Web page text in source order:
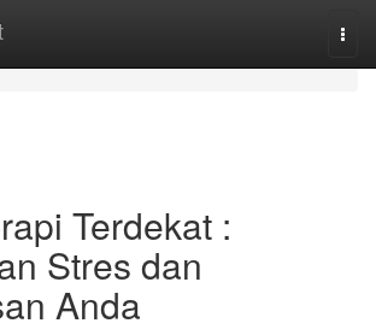
Terdekat :
Stres dan
Anda